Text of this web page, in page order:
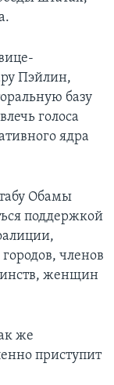
Пэйлин,
базу
голоса
ядра
Обамы
поддержкой
членов
женщин
же
приступит